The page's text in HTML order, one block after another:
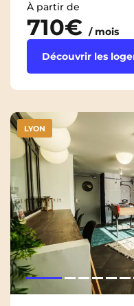
À partir de
710€ / mois
Découvrir les
LYON